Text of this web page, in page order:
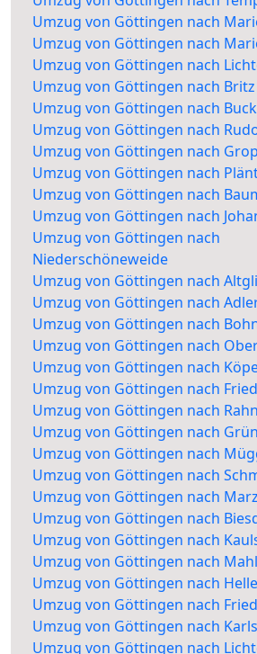
Umzug von Göttingen nach
Umzug von Göttingen nach
Umzug von Göttingen nach
Umzug von Göttingen nach Britz
Umzug von Göttingen nach
Umzug von Göttingen nach
Umzug von Göttingen nach
Umzug von Göttingen nach
Umzug von Göttingen nach
Umzug von Göttingen nach
Umzug von Göttingen nach
Niederschöneweide
Umzug von Göttingen nach
Umzug von Göttingen nach
Umzug von Göttingen nach
Umzug von Göttingen nach
Umzug von Göttingen nach
Umzug von Göttingen nach
Umzug von Göttingen nach
Umzug von Göttingen nach
Umzug von Göttingen nach
Umzug von Göttingen nach
Umzug von Göttingen nach
Umzug von Göttingen nach
Umzug von Göttingen nach
Umzug von Göttingen nach
Umzug von Göttingen nach
Umzug von Göttingen nach
Umzug von Göttingen nach
Umzug von Göttingen nach